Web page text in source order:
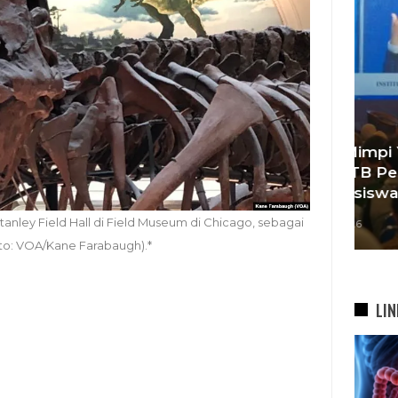
Field Hall di Field Museum di Chicago, sebagai
VOA/Kane Farabaugh).*
‘Agar Tak Ada Mimpi Yang
Terhenti’, IOM ITB Perkuat
Gerakan Beasiswa…
7 Agu 2026